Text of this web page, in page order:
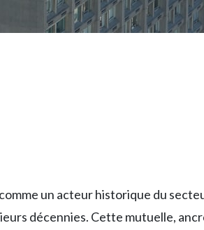
un acteur historique du
décennies. Cette mutuelle,